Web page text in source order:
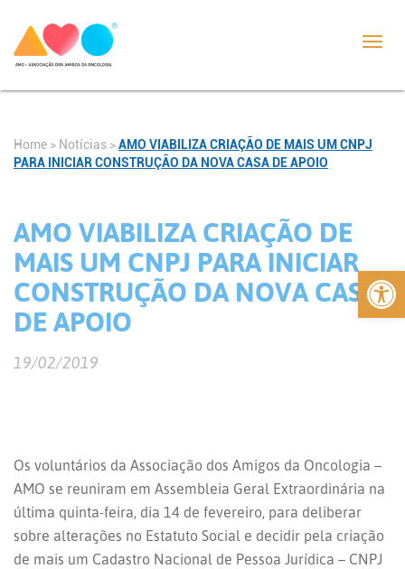
Abrir
Home > Notícias >AMO VIABILIZA CRIAÇÃO DE MAIS UM CNPJ
PARA INICIAR CONSTRUÇÃO DA NOVA CASA DE APOIO
AMO VIABILIZA CRIAÇÃO DE
MAIS UM CNPJ PARA INICIAR
CONSTRUÇÃO DA NOVA CASA
DE APOIO
19/02/2019
Os voluntários da Associação dos Amigos da Oncologia –
AMO se reuniram em Assembleia Geral Extraordinária na
última quinta-feira, dia 14 de fevereiro, para deliberar
sobre alterações no Estatuto Social e decidir pela criação
de mais um Cadastro Nacional de Pessoa Jurídica – CNPJ